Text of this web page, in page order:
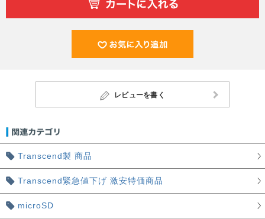
レビューを書く
Transcend製 商品
Transcend緊急値下げ 激安特価商品
microSD